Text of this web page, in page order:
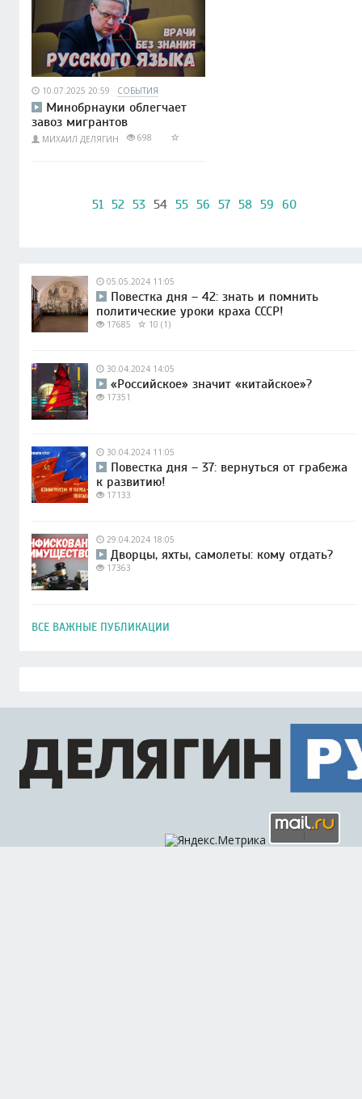
10.07.2025 20:59 СОБЫТИЯ
Минобрнауки облегчает
завоз мигрантов
МИХАИЛ ДЕЛЯГИН 698
51 52 53 54 55 56 57 58 59 60
05.05.2024 11:05
Повестка дня – 42: знать и помнить
политические уроки краха СССР!
17685 10 (1)
30.04.2024 14:05
«Российское» значит «китайское»?
17351
30.04.2024 11:05
Повестка дня – 37: вернуться от грабежа
к развитию!
17133
29.04.2024 18:05
Дворцы, яхты, самолеты: кому отдать?
17363
ВСЕ ВАЖНЫЕ ПУБЛИКАЦИИ